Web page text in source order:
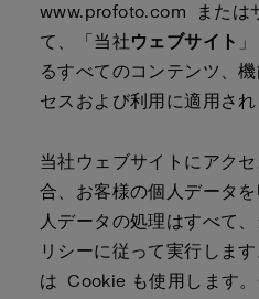
www.profoto.com
または
て、「当社ウェブサイト
るすべてのコンテンツ、
セスおよび利用に適用され
当社ウェブサイトにアク
合、お客様の個人データ
人データの処理はすべて
リシーに従って実行しま
は Cookie も使用します